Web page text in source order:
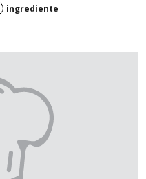
ingrediente